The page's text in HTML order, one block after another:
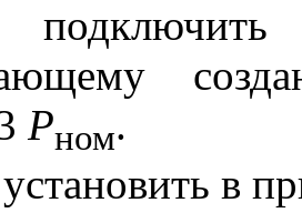
подключить
Рном.
в